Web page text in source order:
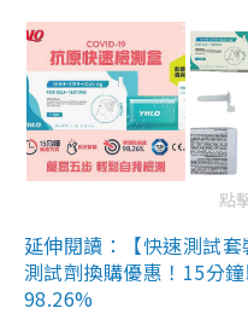
點
延伸閱讀：【快速測試
測試劑換購優惠！15分
98.26%